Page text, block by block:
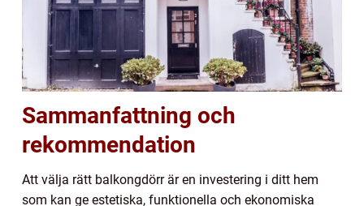
Sammanfattning och
rekommendation
Att välja rätt balkongdörr är en investering i ditt hem
som kan ge estetiska, funktionella och ekonomiska